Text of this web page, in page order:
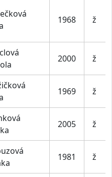
1968 ž
2000 ž
1969 ž
2005 ž
1981 ž